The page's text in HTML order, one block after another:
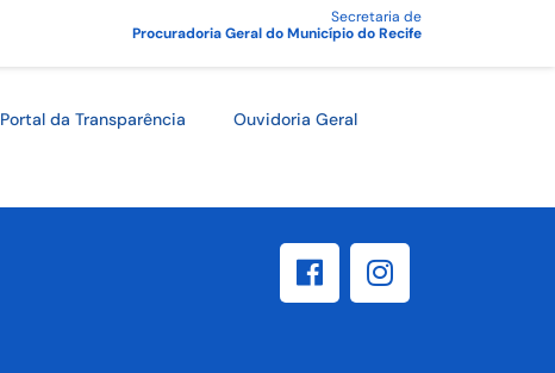
Secretaria de
Procuradoria Geral do Município do Recife
Portal da Transparência Ouvidoria Geral